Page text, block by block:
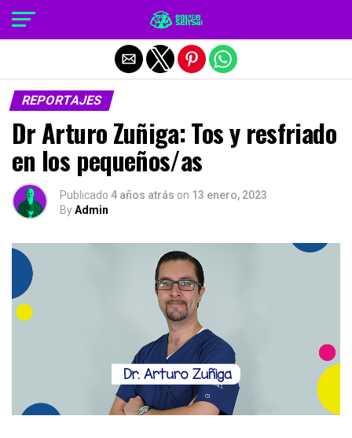
REPORTAJES
Dr Arturo Zuñiga: Tos y resfriado
en los pequeños/as
Publicado 4 años atrás on 13 enero, 2023
ByAdmin
Salir de la versión móvil